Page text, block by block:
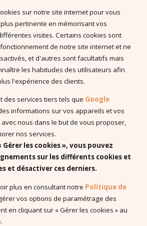
: 11940926794
000 41
télécharger
scientifiques
données probantes
(en anglais)
par Echange d’Image®, PECS®,
de l’Education : ABA Fonctionnelle sont
de Pyramid Educational Consultants,
sur notre site internet pour vous
pertinente en mémorisant vos
visites. Certains cookies sont
de notre site internet et ne
et d'autres sont facultatifs mais
les habitudes des utilisateurs afin
l'expérience des clients.
des services tiers tels que Google
informations sur vos appareils et vos
nous dans le but de vous proposer,
nos services.
les cookies », vous pouvez
sur les différents cookies et
et désactiver ces derniers.
plus en consultant notre Politique de
vos options de paramétrage des
en cliquant sur « Gérer les cookies » au